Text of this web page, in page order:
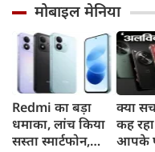
अमरगाथा,
शिवभक्तों ने अनोखे
अंदाज में दी
श्रद्धांजलि
'सबसे
कुछ
कहा
गटर'
मोबाइल मेनिया
Redmi का बड़ा
धमाका, लांच किया
सस्ता स्मार्टफोन,
क्या
कह
आपके